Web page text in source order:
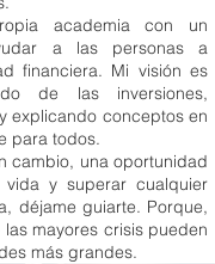
academia con un
a las personas a
financiera. Mi visión es
de las inversiones,
explicando conceptos en
para todos.
cambio, una oportunidad
y superar cualquier
déjame guiarte. Porque,
mayores crisis pueden
más grandes.